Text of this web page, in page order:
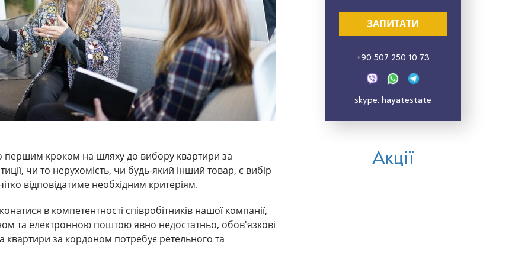
першим кроком на шляху до вибору квартири за
чи то нерухомість, чи будь-який інший товар, є вибір
відповідатиме необхідним критеріям.
в компетентності співробітників нашої компанії,
та електронною поштою явно недостатньо, обов'язкові
квартири за кордоном потребує ретельного та
ЗАПИТАТИ
+90 507 250 10 73
skype: hayatestate
Акції